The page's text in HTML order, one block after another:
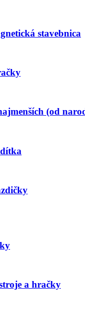
stavebnica
(od
a hračky